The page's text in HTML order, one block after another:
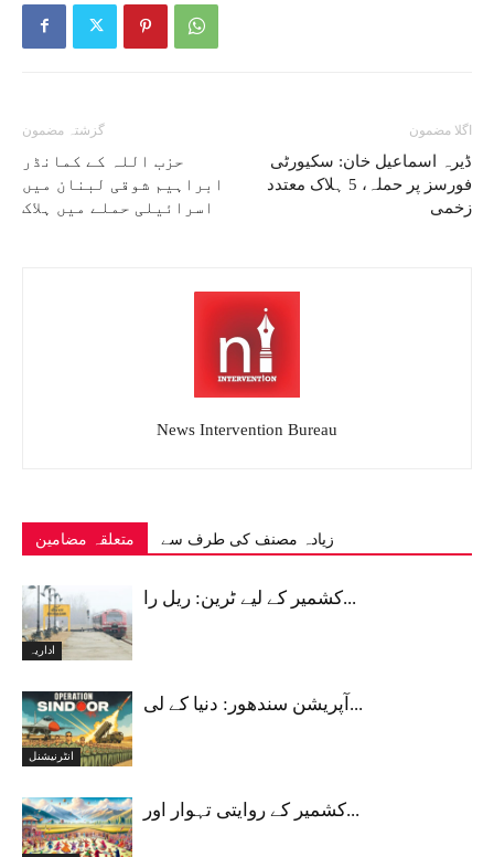
گزشتہ مضمون
حزب اللہ کے کمانڈر
ابراہیم شوقی لبنان میں
اسرائیلی حملے میں ہلاک
اگلا مضمون
ڈیرہ اسماعیل خان: سکیورٹی
فورسز پر حملہ، 5 ہلاک معتدد
زخمی
News Intervention Bureau
متعلقہ مضامین زیادہ مصنف کی طرف سے
اداریہ
کشمیر کے لیے ٹرین: ریل را...
انٹرنیشنل
آپریشن سندھور: دنیا کے لی...
کشمیر کے روایتی تہوار اور...